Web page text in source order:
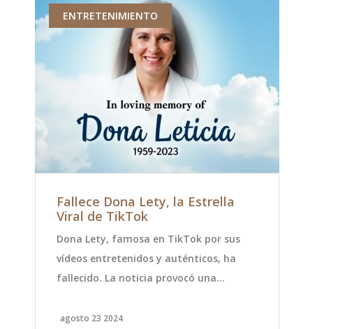
ENTRETENIMIENTO
Fallece Dona Lety, la Estrella
Viral de TikTok
Dona Lety, famosa en TikTok por sus
vídeos entretenidos y auténticos, ha
fallecido. La noticia provocó una
seguidores y la comunidad de TikTok.
agosto 23 2024